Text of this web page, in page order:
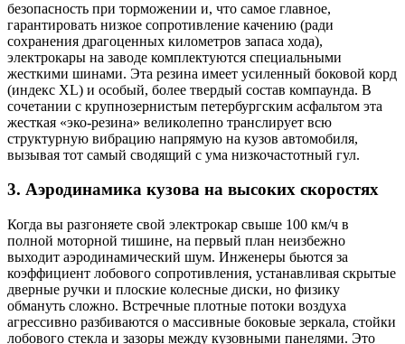
безопасность при торможении и, что самое главное,
гарантировать низкое сопротивление качению (ради
сохранения драгоценных километров запаса хода),
электрокары на заводе комплектуются специальными
жесткими шинами. Эта резина имеет усиленный боковой корд
(индекс XL) и особый, более твердый состав компаунда. В
сочетании с крупнозернистым петербургским асфальтом эта
жесткая «эко-резина» великолепно транслирует всю
структурную вибрацию напрямую на кузов автомобиля,
вызывая тот самый сводящий с ума низкочастотный гул.
3. Аэродинамика кузова на высоких скоростях
Когда вы разгоняете свой электрокар свыше 100 км/ч в
полной моторной тишине, на первый план неизбежно
выходит аэродинамический шум. Инженеры бьются за
коэффициент лобового сопротивления, устанавливая скрытые
дверные ручки и плоские колесные диски, но физику
обмануть сложно. Встречные плотные потоки воздуха
агрессивно разбиваются о массивные боковые зеркала, стойки
лобового стекла и зазоры между кузовными панелями. Это